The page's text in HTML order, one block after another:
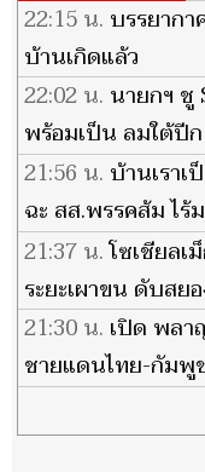
22:15 น. บรรยากา
บ้านเกิดแล้ว
22:02 น. นายกฯ ชู
พร้อมเป็น ลมใต้ปี
เติบโตยั่งยืน
21:56 น. บ้านเราเ
ฉะ สส.พรรคส้ม ไร้
เยือนไทย
21:37 น.โซเชียล
ระยะเผาขน ดับสย
21:30 น. เปิด พล
ชายแดนไทย-กัมพู